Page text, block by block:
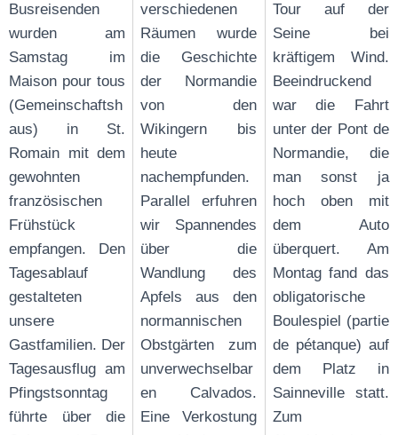
Busreisenden
wurden am
Samstag im
Maison pour tous
(Gemeinschaftsh
aus) in St.
Romain mit dem
gewohnten
französischen
Frühstück
empfangen. Den
Tagesablauf
gestalteten
unsere
Gastfamilien. Der
Tagesausflug am
Pfingstsonntag
führte über die
verschiedenen
Räumen wurde
die Geschichte
der Normandie
von den
Wikingern bis
heute
nachempfunden.
Parallel erfuhren
wir Spannendes
über die
Wandlung des
Apfels aus den
normannischen
Obstgärten zum
unverwechselbar
en Calvados.
Eine Verkostung
Tour auf der
Seine bei
kräftigem Wind.
Beeindruckend
war die Fahrt
unter der Pont de
Normandie, die
man sonst ja
hoch oben mit
dem Auto
überquert. Am
Montag fand das
obligatorische
Boulespiel (partie
de pétanque) auf
dem Platz in
Sainneville statt.
Zum